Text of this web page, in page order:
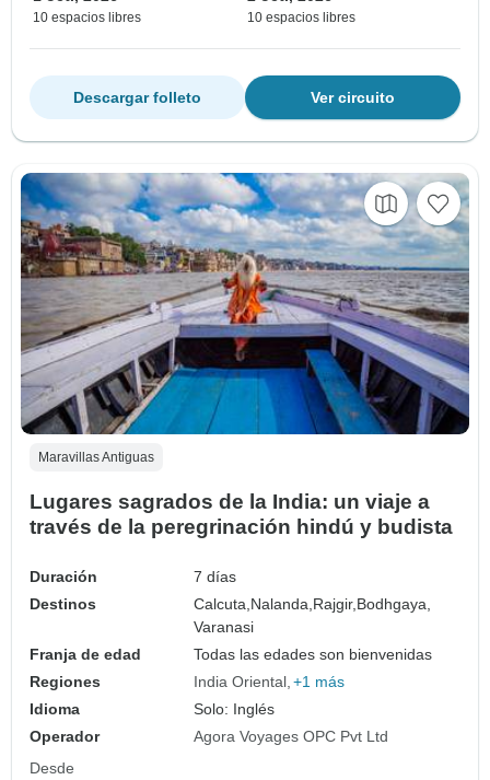
10 espacios libres 10 espacios libres
Ver circuito
Descargar folleto
Maravillas Antiguas
Lugares sagrados de la India: un viaje a
través de la peregrinación hindú y budista
Duración
7 días
Destinos
Calcuta,Nalanda,Rajgir,Bodhgaya,
Varanasi
Franja de edad
Todas las edades son bienvenidas
Regiones
India Oriental +1 más
Idioma
Solo: Inglés
Operador
Agora Voyages OPC Pvt Ltd
Desde